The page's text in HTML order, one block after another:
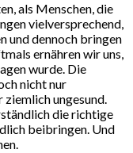
als Menschen, die
vielversprechend,
und dennoch bringen
ernähren wir uns,
wurde. Die
nicht nur
ziemlich ungesund.
die richtige
beibringen. Und